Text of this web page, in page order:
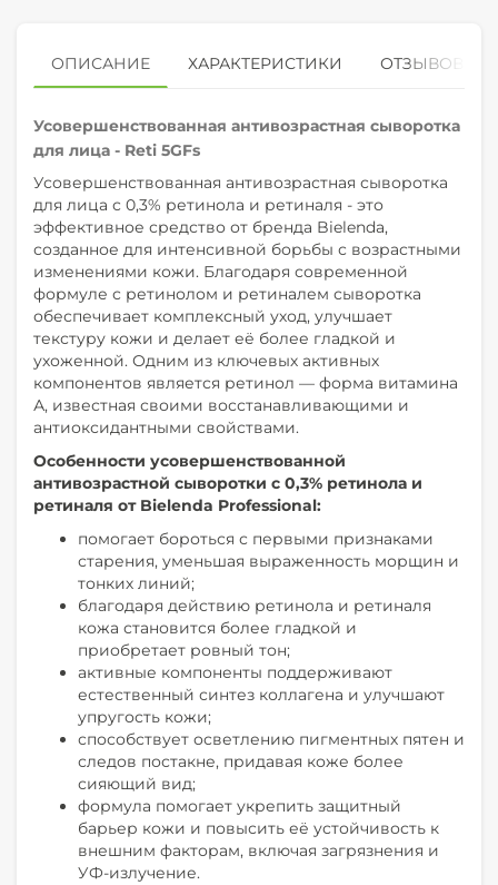
ОПИСАНИЕ ХАРАКТЕРИСТИКИ ОТЗЫВОВ (0)
Усовершенствованная антивозрастная сыворотка
для лица - Reti 5GFs
Усовершенствованная антивозрастная сыворотка
для лица с 0,3% ретинола и ретиналя - это
эффективное средство от бренда Bielenda,
созданное для интенсивной борьбы с возрастными
изменениями кожи. Благодаря современной
формуле с ретинолом и ретиналем сыворотка
обеспечивает комплексный уход, улучшает
текстуру кожи и делает её более гладкой и
ухоженной. Одним из ключевых активных
компонентов является ретинол — форма витамина
А, известная своими восстанавливающими и
антиоксидантными свойствами.
Особенности усовершенствованной
антивозрастной сыворотки с 0,3% ретинола и
ретиналя от Bielenda Professional:
помогает бороться с первыми признаками
старения, уменьшая выраженность морщин и
тонких линий;
благодаря действию ретинола и ретиналя
кожа становится более гладкой и
приобретает ровный тон;
активные компоненты поддерживают
естественный синтез коллагена и улучшают
упругость кожи;
способствует осветлению пигментных пятен и
следов постакне, придавая коже более
сияющий вид;
формула помогает укрепить защитный
барьер кожи и повысить её устойчивость к
внешним факторам, включая загрязнения и
УФ-излучение.